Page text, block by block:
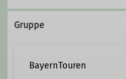
Gruppe
BayernTouren